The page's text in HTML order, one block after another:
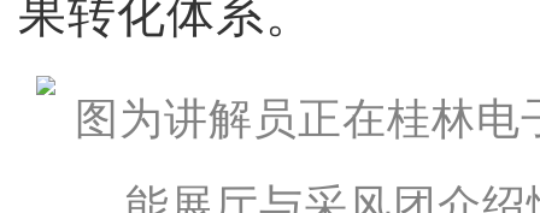
果转化体系。